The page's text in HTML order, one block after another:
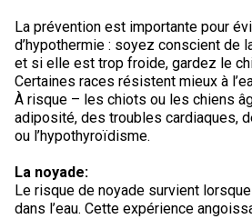
La prévention est importante pour
d’hypothermie : soyez conscient de
et si elle est trop froide, gardez le
Certaines races résistent mieux à
À risque – les chiots ou les chiens
adiposité, des troubles cardiaques,
ou l’hypothyroïdisme.
La noyade:
Le risque de noyade survient
dans l’eau. Cette expérience